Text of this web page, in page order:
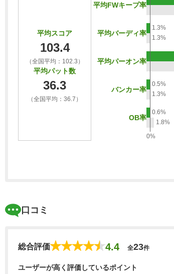
平均スコア
103.4
（全国平均：102.3）
平均パット数
36.3
（全国平均：36.7）
平均FWキープ率
平均バーディ率
1.3%
1.3%
平均パーオン率
バンカー率
0.5%
1.3%
OB率
0.6%
1.8%
0%
口コミ
総合評価 4.4 全23件
ユーザーが高く評価しているポイント